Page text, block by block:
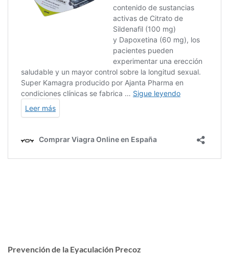
Prevención de la Eyaculación Precoz